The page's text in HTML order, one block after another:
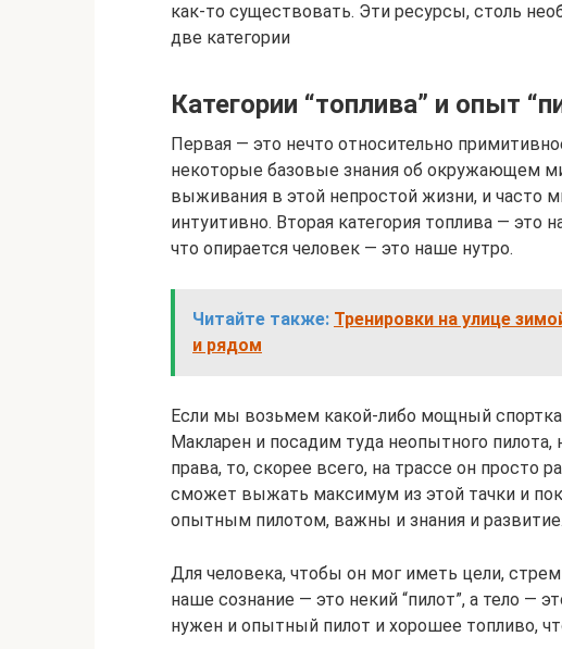
как-то существовать. Эти ресурсы, столь
две категории
Категории “топлива” и опыт
Первая — это нечто относительно
некоторые базовые знания об окружающем
выживания в этой непростой жизни, и часто
интуитивно. Вторая категория топлива —
что опирается человек — это наше нутро.
Читайте также: Тренировки на улице
и рядом
Если мы возьмем какой-либо мощный
Макларен и посадим туда неопытного пилота,
права, то, скорее всего, на трассе он просто
сможет выжать максимум из этой тачки и
опытным пилотом, важны и знания и развитие.
Для человека, чтобы он мог иметь цели,
наше сознание — это некий “пилот”, а тело —
нужен и опытный пилот и хорошее топливо,